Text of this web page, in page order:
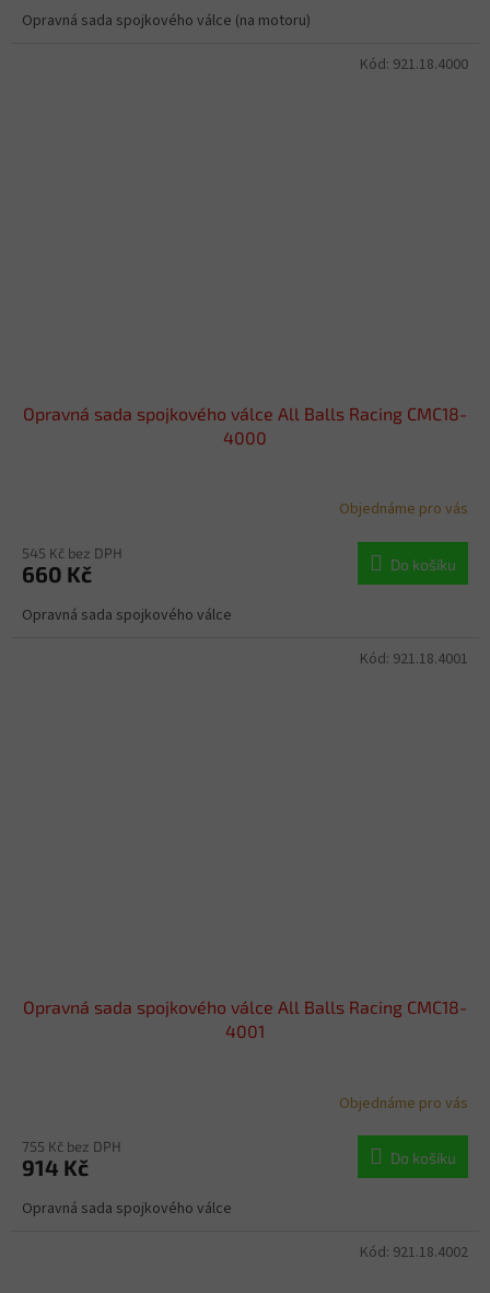
Opravná sada spojkového válce (na motoru)
Opravná sada spojkového válce All Balls Racing CMC18-
4000
Objednáme pro vás
545 Kč bez DPH
660 Kč Do košíku
Opravná sada spojkového válce
Kód: 921.18.4000
Opravná sada spojkového válce All Balls Racing CMC18-
4001
Objednáme pro vás
755 Kč bez DPH
914 Kč Do košíku
Opravná sada spojkového válce
Kód: 921.18.4001
Kód: 921.18.4002